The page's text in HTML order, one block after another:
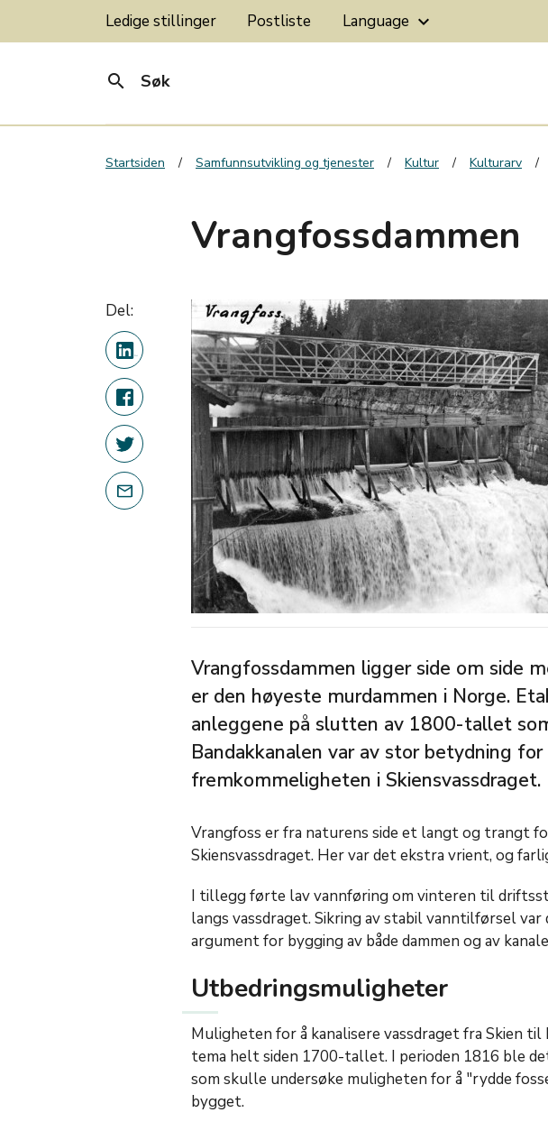
Ledige stillinger Postliste Language keyboard_arrow_down
search Søk
Startsiden Samfunnsutvikling og tjenester Kultur Kulturarv
Vrangfossdammen
Del:
Vrangfossdammen ligger side om side
er den høyeste murdammen i Norge.
anleggene på slutten av 1800-tallet
Bandakkanalen var av stor betydning
fremkommeligheten i Skiensvassdraget.
Vrangfoss er fra naturens side et langt og trangt
Skiensvassdraget. Her var det ekstra vrient, og
I tillegg førte lav vannføring om vinteren til
langs vassdraget. Sikring av stabil vanntilførsel
argument for bygging av både dammen og av
Utbedringsmuligheter
Muligheten for å kanalisere vassdraget fra Skien
tema helt siden 1700-tallet. I perioden 1816 ble
som skulle undersøke muligheten for å "rydde
bygget.